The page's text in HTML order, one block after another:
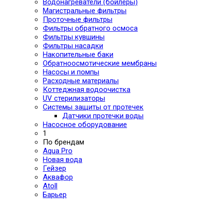
Водонагреватели (бойлеры)
Магистральные фильтры
Проточные фильтры
Фильтры обратного осмоса
Фильтры кувшины
Фильтры насадки
Накопительные баки
Обратноосмотические мембраны
Насосы и помпы
Расходные материалы
Коттеджная водоочистка
UV стерилизаторы
Системы защиты от протечек
Датчики протечки воды
Насосное оборудование
1
По брендам
Aqua Pro
Новая вода
Гейзер
Аквафор
Atoll
Барьер